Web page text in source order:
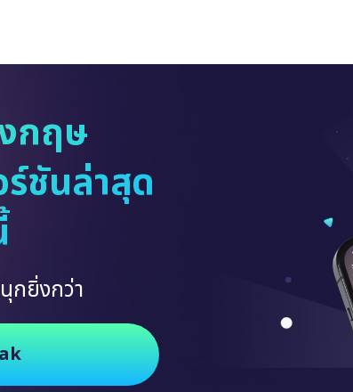
กฤษ
ร์ชันล่าสุด
กยิ่งกว่า